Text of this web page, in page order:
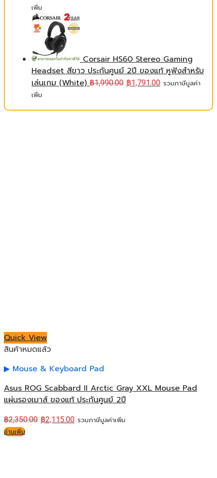
เพิ่ม
Corsair HS60 Stereo Gaming
Headset สีขาว ประกันศูนย์ 2ปี ของแท้ หูฟังสำหรับ
เล่นเกม (White) ฿1,990.00 ฿1,791.00 รวมภาษีมูลค่า
เพิ่ม
Quick View
สินค้าหมดแล้ว
Mouse & Keyboard Pad
Asus ROG Scabbard II Arctic Gray XXL Mouse Pad
แผ่นรองเมาส์ ของแท้ ประกันศูนย์ 2ปี
฿2,350.00 ฿2,115.00 รวมภาษีมูลค่าเพิ่ม
อ่านเพิ่ม